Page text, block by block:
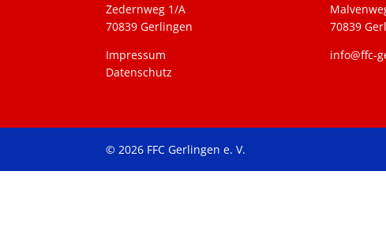
Zedernweg 1/A
70839 Gerlingen
Impressum
Datenschutz
70839
info@ffc-
© 2026 FFC Gerlingen e. V.